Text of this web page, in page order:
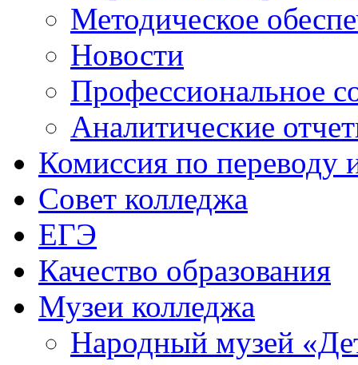
Методическое
Новости
Профессиональное
Аналитические
Комиссия по переводу
Совет колледжа
ЕГЭ
Качество образования
Музеи колледжа
Народный музей